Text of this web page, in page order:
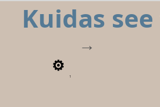
Kuidas
1